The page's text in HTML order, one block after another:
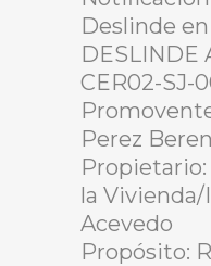
Deslinde
DESLINDE
CER02-SJ-
Perez
la Vivienda/
Acevedo
Propósito: